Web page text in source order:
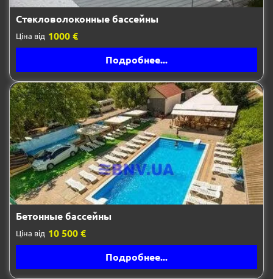
Стекловолоконные бассейны
Ціна від 1000 €
Подробнее...
Бетонные бассейны
Ціна від 10 500 €
Подробнее...